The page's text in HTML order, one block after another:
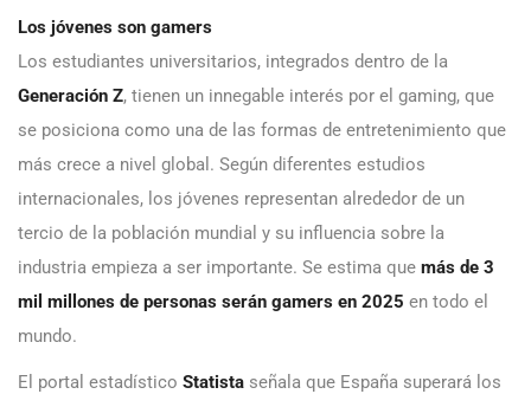
Los jóvenes son gamers
Los estudiantes universitarios, integrados dentro de la
Generación Z, tienen un innegable interés por el gaming, que
se posiciona como una de las formas de entretenimiento que
más crece a nivel global. Según diferentes estudios
internacionales, los jóvenes representan alrededor de un
tercio de la población mundial y su influencia sobre la
industria empieza a ser importante. Se estima que más de 3
mil millones de personas serán gamers en 2025 en todo el
mundo.
El portal estadístico Statista señala que España superará los